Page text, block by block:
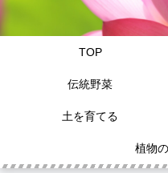
TOP
伝統野菜
土を育てる
植物